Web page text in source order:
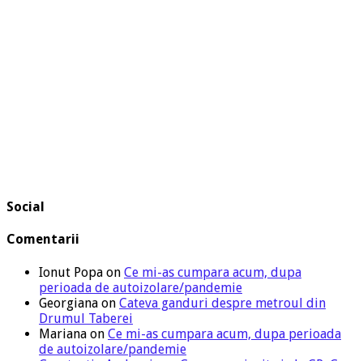
Social
Comentarii
Ionut Popa on Ce mi-as cumpara acum, dupa
perioada de autoizolare/pandemie
Georgiana on Cateva ganduri despre metroul din
Drumul Taberei
Mariana on Ce mi-as cumpara acum, dupa perioada
de autoizolare/pandemie